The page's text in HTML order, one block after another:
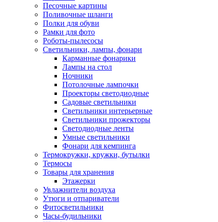
Песочные картины
Поливочные шланги
Полки для обуви
Рамки для фото
Роботы-пылесосы
Светильники, лампы, фонари
Карманные фонарики
Лампы на стол
Ночники
Потолочные лампочки
Проекторы светодиодные
Садовые светильники
Светильники интерьерные
Светильники прожекторы
Светодиодные ленты
Умные светильники
Фонари для кемпинга
Термокружки, кружки, бутылки
Термосы
Товары для хранения
Этажерки
Увлажнители воздуха
Утюги и отпариватели
Фитосветильники
Часы-будильники